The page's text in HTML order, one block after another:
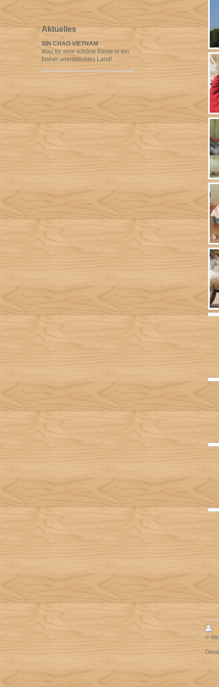
Aktuelles
XIN CHAO VIETNAM
Was für eine schöne Reise in ein
bisher unentdecktes Land!
©